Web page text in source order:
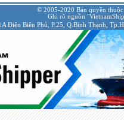
© 2005-2020 Bản quyền
Ghi rõ nguồn
Điện Biên Phủ, P.25, Q.Bình Thạnh,